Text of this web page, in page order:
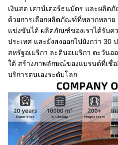
เงินสด เคาน์เตอร์ธนบัตร และผลิต
ด้วยการเลือกผลิตภัณฑ์ที่หลากหลา
แข่งขันได้ ผลิตภัณฑ์ของเราได้รับค
ประเทศ และยังส่งออกไปยังกว่า 30
สหรัฐอเมริกา ละตินอเมริกา ตะวันอ
ใต้ สร้างภาพลักษณ์ของแบรนด์ที่เชื่
บริการตนเองระดับโลก